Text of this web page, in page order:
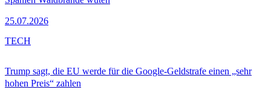
25.07.2026
Trump sagt, die EU werde für die Google-Geldstrafe einen „sehr
hohen Preis“ zahlen
TECH